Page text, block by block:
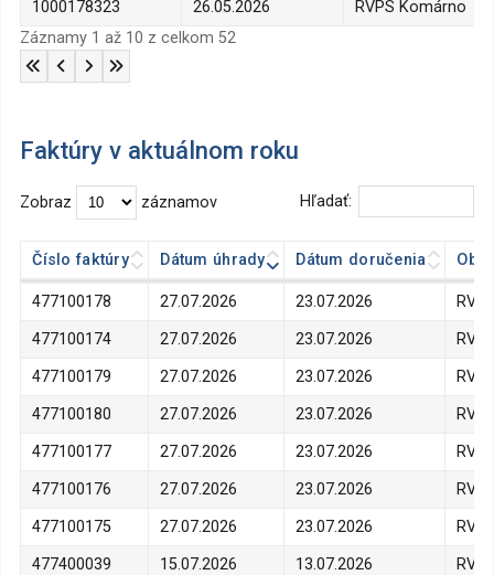
1000178323
26.05.2026
RVPS Komárno
Záznamy 1 až 10 z celkom 52
Faktúry v aktuálnom roku
Zobraz záznamov Hľadať:
Číslo faktúry Dátum úhrady Dátum doručenia
Číslo faktúry
Dátum úhrady Dátum doručenia
477100178 27.07.2026 23.07.2026
477100174
27.07.2026 23.07.2026
477100179
27.07.2026 23.07.2026
477100180
27.07.2026 23.07.2026
477100177
27.07.2026 23.07.2026
477100176
27.07.2026 23.07.2026
477100175
27.07.2026 23.07.2026
477400039
15.07.2026 13.07.2026